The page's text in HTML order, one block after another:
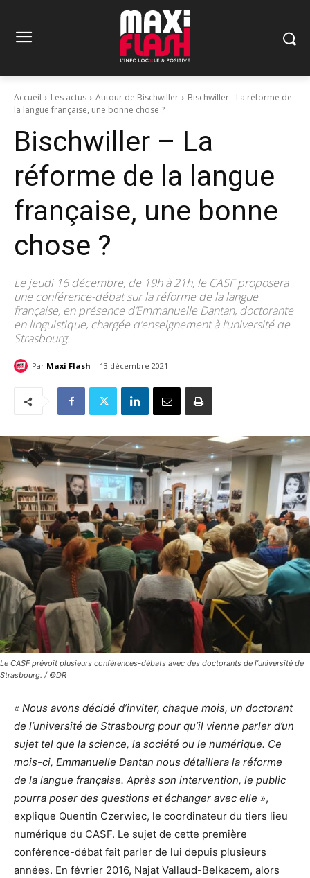
Accueil Les actus Autour de Bischwiller
Bischwiller - La réforme de
la langue française, une bonne chose ?
Bischwiller – La
réforme de la langue
française, une bonne
chose ?
Le jeudi 16 décembre, de 19h à 21h, le CASF proposera
une conférence-débat sur la réforme de la langue
française, en présence d’Emmanuelle Dantan, doctorante
en linguistique, chargée d’enseignement à l’université de
Strasbourg.
Par Maxi Flash 13 décembre 2021
Le CASF prévoit plusieurs conférences-débats avec des doctorants de l’université de
Strasbourg. / ©DR
« Nous avons décidé d’inviter, chaque mois, un doctorant
de l’université de Strasbourg pour qu’il vienne parler d’un
sujet tel que la science, la société ou le numérique. Ce
mois-ci, Emmanuelle Dantan nous détaillera la réforme
de la langue française. Après son intervention, le public
pourra poser des questions et échanger avec elle »,
explique Quentin Czerwiec, le coordinateur du tiers lieu
numérique du CASF. Le sujet de cette première
conférence-débat fait parler de lui depuis plusieurs
années. En février 2016, Najat Vallaud-Belkacem, alors